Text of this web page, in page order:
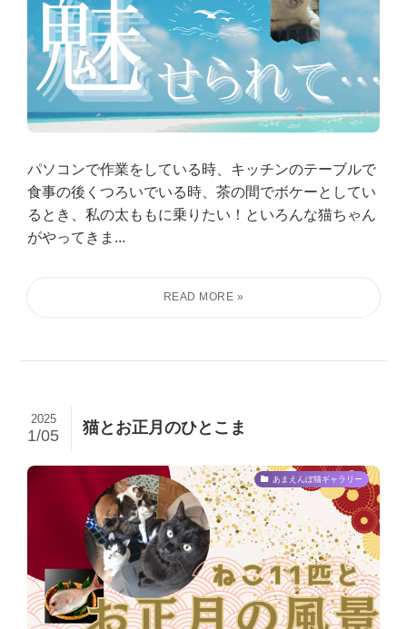
パソコンで作業をしている時、キッチンのテーブルで
食事の後くつろいでいる時、茶の間でボケーとしてい
るとき、私の太ももに乗りたい！といろんな猫ちゃん
がやってきま...
猫とお正月のひとこま
2025
1/05
あまえんぼ猫ギャラリー